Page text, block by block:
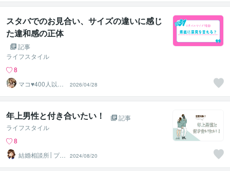
スタバでのお見合い、サイズの違いに感じ
た違和感の正体
記事
ライフスタイル
8
マコ♥️400人以上
の婚活を救った
専門家
2026/04/28
年上男性と付き合いたい！
記事
ライフスタイル
8
結婚相談所│プリ
マリエ鹿児島
2024/08/20